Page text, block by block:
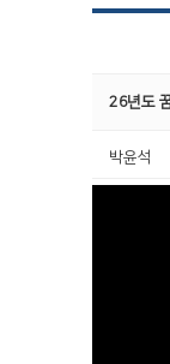
26년도
박윤석